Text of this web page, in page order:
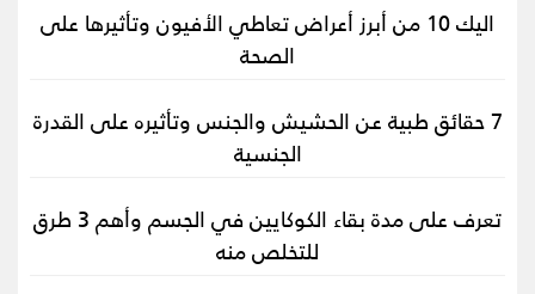
اليك 10 من أبرز أعراض تعاطي الأفيون وتأثيرها على
الصحة
7 حقائق طبية عن الحشيش والجنس وتأثيره على القدرة
الجنسية
تعرف على مدة بقاء الكوكايين في الجسم وأهم 3 طرق
للتخلص منه